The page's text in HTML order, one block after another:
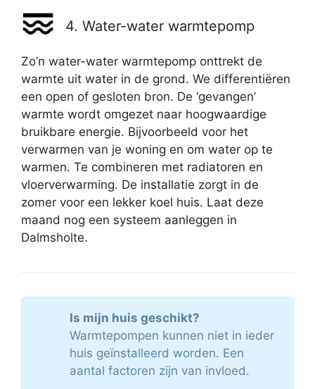
4. Water-water warmtepomp
Zo’n water-water warmtepomp onttrekt de
warmte uit water in de grond. We differentiëren
een open of gesloten bron. De ‘gevangen’
warmte wordt omgezet naar hoogwaardige
bruikbare energie. Bijvoorbeeld voor het
verwarmen van je woning en om water op te
warmen. Te combineren met radiatoren en
vloerverwarming. De installatie zorgt in de
zomer voor een lekker koel huis. Laat deze
maand nog een systeem aanleggen in
Dalmsholte.
Is mijn huis geschikt?
Warmtepompen kunnen niet in ieder
huis geïnstalleerd worden. Een
aantal factoren zijn van invloed.